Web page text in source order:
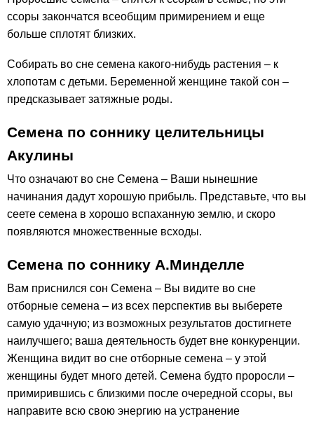
ссоры закончатся всеобщим примирением и еще
больше сплотят близких.
Собирать во сне семена какого-нибудь растения – к
хлопотам с детьми. Беременной женщине такой сон –
предсказывает затяжные роды.
Семена по соннику целительницы
Акулины
Что означают во сне Семена – Ваши нынешние
начинания дадут хорошую прибыль. Представьте, что вы
сеете семена в хорошо вспаханную землю, и скоро
появляются множественные всходы.
Семена по соннику А.Минделле
Вам приснился сон Семена – Вы видите во сне
отборные семена – из всех перспектив вы выберете
самую удачную; из возможных результатов достигнете
наилучшего; ваша деятельность будет вне конкуренции.
Женщина видит во сне отборные семена – у этой
женщины будет много детей. Семена будто проросли –
примирившись с близкими после очередной ссоры, вы
направите всю свою энергию на устранение